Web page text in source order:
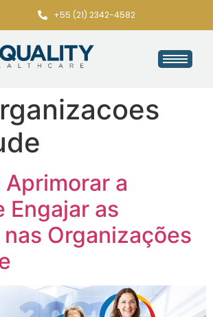
+55 (21) 2342-4582
Aprimorar a
Engajar as
nas Organizações